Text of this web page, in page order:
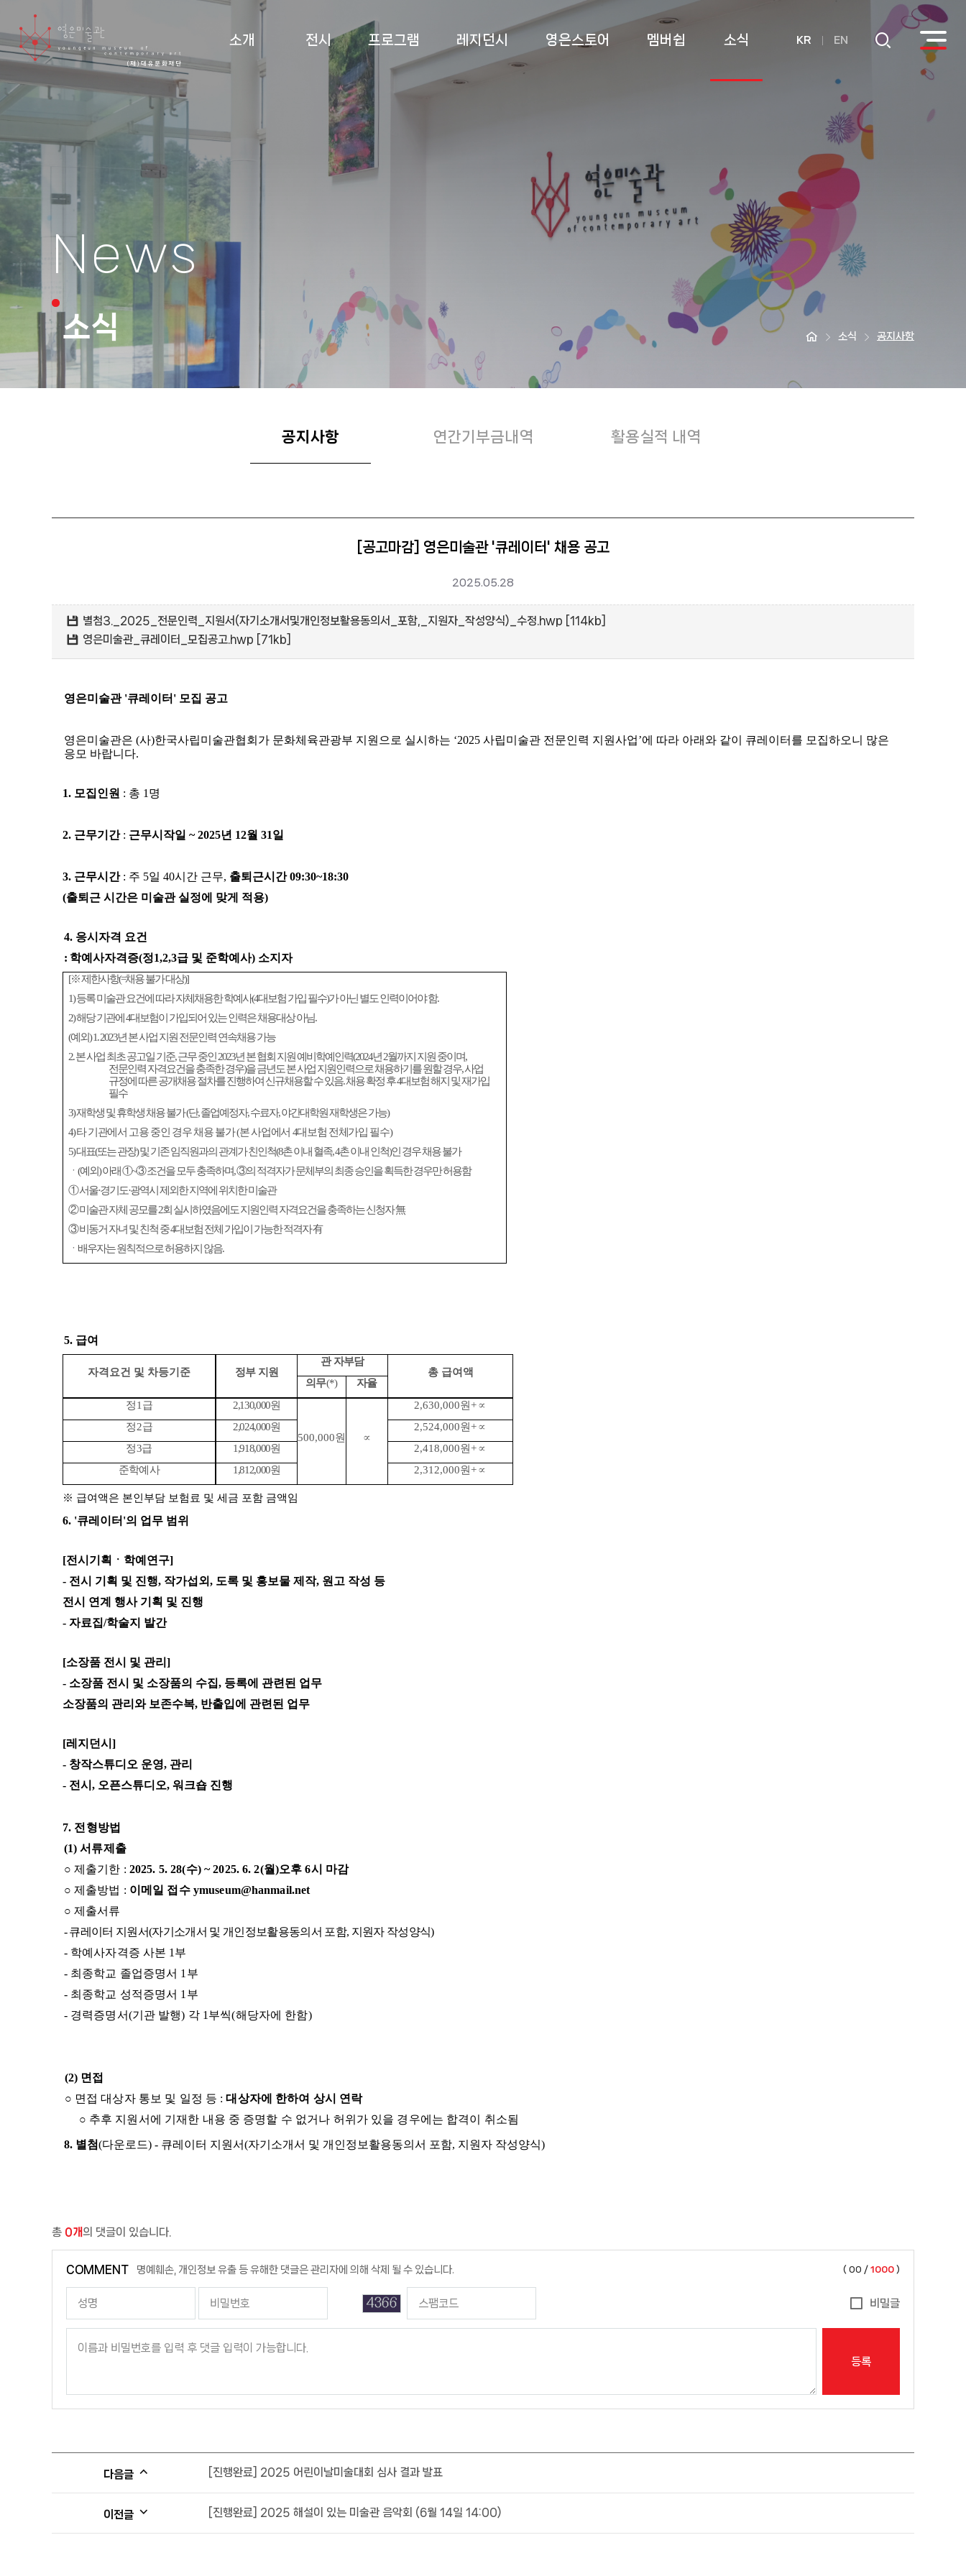
소개
관람 안내
전시
현재 전시
지난 전시
순회 전시
프로그램
상설교육
레지던시 영은스토어 멤버쉽 소식 KR EN
News
소식 소식 공지사항
공지사항 연간기부금내역 활용실적 내역
[공고마감] 영은미술관 '큐레이터' 채용 공고
2025.05.28
별첨3._2025_전문인력_지원서(자기소개서및개인정보활용동의서_포함,_지원자_작성양식)_수정.hwp [114kb]
영은미술관_큐레이터_모집공고.hwp [71kb]
영은미술관 '큐레이터 ' 모집 공고
영은미술관은 (사)한국사립미술관협회가 문화체육관광부 지원으로 실시하는 ‘2025 사립미술관 전문인력 지원사업’에 따라 아래와 같이 큐레이터를 모집하오니 많은
응모 바랍니다.
1. 모집인원 : 총 1 명
2. 근무기간 : 근무시작일 ~ 2025년 12월 31일
3. 근무시간 : 주 5일 40시간 근무, 출퇴근시간09:30~18:30
(출퇴근 시간은 미술관 실정에 맞게 적용)
4. 응시자격 요건
: 학예사자격증(정1,2,3급 및 준학예사) 소지자
[※제한사항(=채용 불가 대상)]
1)등록 미술관 요건에 따라 자체채용한 학예사(4대보험 가입 필수)가 아닌 별도 인력이어야 함.
2)해당 기관에 4대보험이 가입되어 있는 인력은 채용대상 아님.
(예외) 1. 2023년 본 사업 지원 전문인력 연속채용 가능
2.본 사업 최초 공고일 기준,근무 중인 2023년 본 협회 지원 예비학예인력(2024년 2월까지 지원 중이며,
전문인력 자격요건을 충족한 경우)을 금년도 본 사업 지원인력으로 채용하기를 원할 경우,사업
규정에 따른 공개채용 절차를 진행하여 신규채용할 수 있음.채용 확정 후4대보험 해지 및 재가입
필수
3)재학생 및 휴학생 채용 불가(단,졸업예정자,수료자,야간대학원 재학생은 가능)
4)타 기관에서 고용 중인 경우 채용 불가(본 사업에서 4대보험 전체가입 필수)
5)대표(또는 관장)및 기존 임직원과의 관계가 친인척(8촌 이내 혈족, 4촌 이내 인척)인 경우 채용 불가
ㆍ (예외)아래①~③조건을 모두 충족하며,③의 적격자가 문체부의 최종 승인을 획득한 경우만 허용함
①서울·경기도·광역시 제외한 지역에 위치한 미술관
②미술관 자체 공모를2회 실시하였음에도 지원인력 자격요건을 충족하는 신청자無
③비동거 자녀 및 친척 중4대보험 전체 가입이 가능한 적격자有
ㆍ배우자는 원칙적으로 허용하지 않음.
5. 급여
자격요건 및 차등기준 정부 지원
관 자부담
총 급여액
의무(*)
자율
정1 급 2,130,000원
500,000원 ∝
2,630,000원+∝
정2급 2,024,000원 2,524,000원+∝
정3급 1,918,000원 2,418,000원+∝
준학예사
1,812,000원 2,312,000원+∝
※ 급여액은 본인부담 보험료 및 세금 포함 금액임
6. '큐레이터 '의 업무 범위
[전시기획ㆍ학예연구]
- 전시 기획 및 진행, 작가섭외, 도록 및 홍보물 제작, 원고 작성 등
전시 연계 행사 기획 및 진행
- 자료집/학술지 발간
[소장품 전시 및 관리 ]
- 소장품 전시 및 소장품의 수집, 등록에 관련된 업무
소장품의 관리와 보존수복, 반출입에 관련된 업무
[레지던시 ]
- 창작스튜디오 운영, 관리
- 전시 , 오픈스튜디오, 워크숍 진행
7. 전형방법
(1)서류제출
○ 제출기한 : 2025. 5. 28(수) ~ 2025. 6. 2(월)오후6시 마감
○ 제출방법 : 이메일 접수 ymuseum@hanmail.net
○ 제출서류
-큐레이터 지원서(자기소개서 및 개인정보활용동의서 포함, 지원자 작성양식)
- 학예사자격증 사본 1 부
- 최종학교 졸업증명서 1 부
- 최종학교 성적증명서 1 부
- 경력증명서(기관 발행) 각 1 부씩(해당자에 한함)
(2) 면접
○ 면접 대상자 통보 및 일정 등 :대상자에 한하여 상시 연락
○ 추후 지원서에 기재한 내용 중 증명할 수 없거나 허위가 있을 경우에는 합격이 취소됨
8. 별첨(다운로드) - 큐레이터 지원서(자기소개서 및 개인정보활용동의서 포함, 지원자 작성양식)
총 0개의 댓글이 있습니다.
COMMENT 명예훼손, 개인정보 유출 등 유해한 댓글은 관리자에 의해 삭제 될 수 있습니다. (00 /1000 )
비밀글
다음글 [진행완료] 2025 어린이날미술대회 심사 결과 발표
이전글 [진행완료] 2025 해설이 있는 미술관 음악회 (6월 14일 14:00)